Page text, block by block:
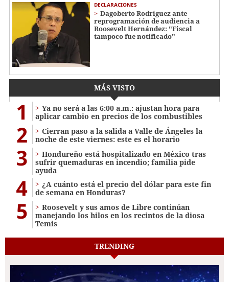
DECLARACIONES
Dagoberto Rodríguez ante
reprogramación de audiencia a
Roosevelt Hernández: "Fiscal
tampoco fue notificado"
MÁS VISTO
1
Ya no será a las 6:00 a.m.: ajustan hora para
aplicar cambio en precios de los combustibles
2
Cierran paso a la salida a Valle de Ángeles la
noche de este viernes: este es el horario
3
Hondureño está hospitalizado en México tras
sufrir quemaduras en incendio; familia pide
ayuda
4
¿A cuánto está el precio del dólar para este fin
de semana en Honduras?
5
Roosevelt y sus amos de Libre continúan
manejando los hilos en los recintos de la diosa
Temis
TRENDING